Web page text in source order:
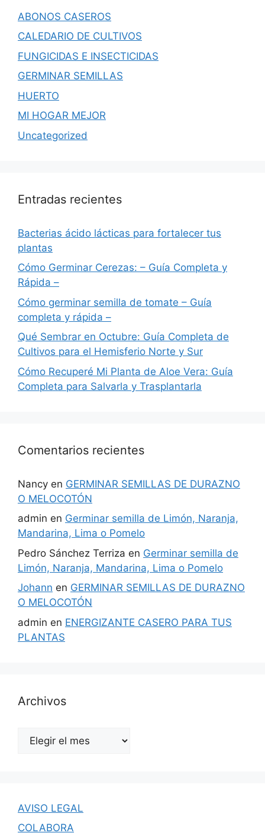
ABONOS CASEROS
CALEDARIO DE CULTIVOS
FUNGICIDAS E INSECTICIDAS
GERMINAR SEMILLAS
HUERTO
MI HOGAR MEJOR
Uncategorized
Entradas recientes
Bacterias ácido lácticas para fortalecer tus
plantas
Cómo Germinar Cerezas: – Guía Completa y
Rápida –
Cómo germinar semilla de tomate – Guía
completa y rápida –
Qué Sembrar en Octubre: Guía Completa de
Cultivos para el Hemisferio Norte y Sur
Cómo Recuperé Mi Planta de Aloe Vera: Guía
Completa para Salvarla y Trasplantarla
Comentarios recientes
Nancy en GERMINAR SEMILLAS DE DURAZNO
O MELOCOTÓN
admin en Germinar semilla de Limón, Naranja,
Mandarina, Lima o Pomelo
Pedro Sánchez Terriza en Germinar semilla de
Limón, Naranja, Mandarina, Lima o Pomelo
Johann en GERMINAR SEMILLAS DE DURAZNO
O MELOCOTÓN
admin en ENERGIZANTE CASERO PARA TUS
PLANTAS
Archivos
Archivos
AVISO LEGAL
COLABORA